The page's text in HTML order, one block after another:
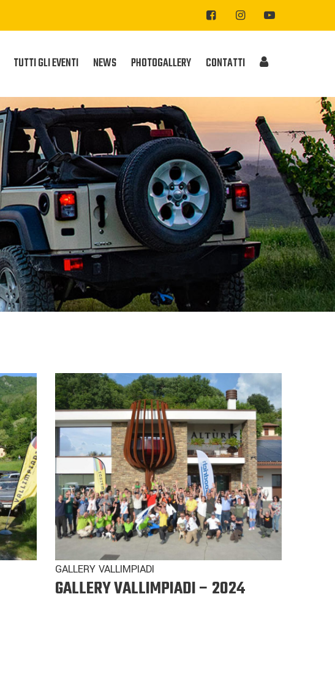
TUTTI GLI EVENTI NEWS PHOTOGALLERY CONTATTI
GALLERY VALLIMPIADI
GALLERY VALLIMPIADI – 2024